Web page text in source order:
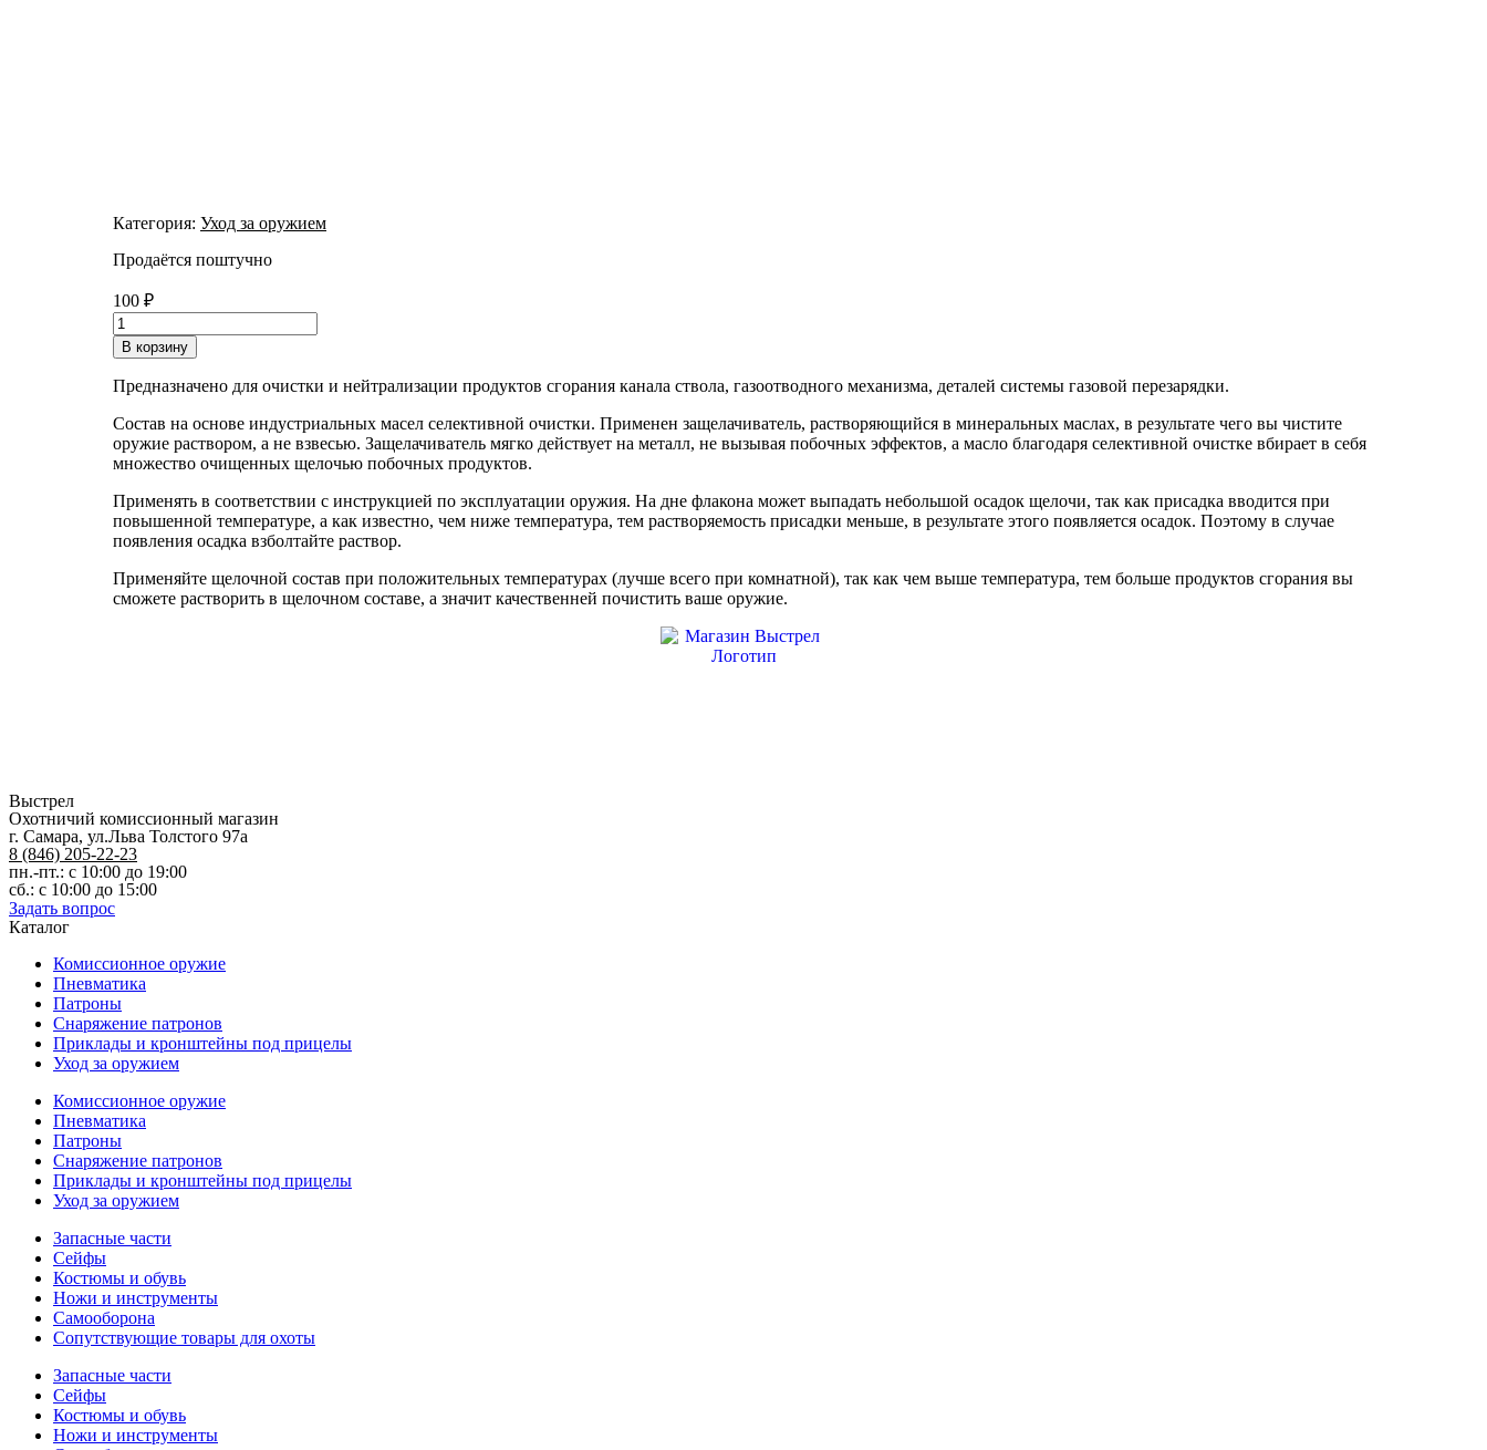
Категория: Уход за оружием
Продаётся поштучно
100 ₽
Количество
товара
Масло
Беркут
150
мл
щелочное
В корзину
Предназначено для очистки и нейтрализации продуктов сгорания канала ствола, газоотводного механизма, деталей системы газовой перезарядки.
Состав на основе индустриальных масел селективной очистки. Применен защелачиватель, растворяющийся в минеральных маслах, в результате чего вы чистите
оружие раствором, а не взвесью. Защелачиватель мягко действует на металл, не вызывая побочных эффектов, а масло благодаря селективной очистке вбирает в себя
множество очищенных щелочью побочных продуктов.
Применять в соответствии с инструкцией по эксплуатации оружия. На дне флакона может выпадать небольшой осадок щелочи, так как присадка вводится при
повышенной температуре, а как известно, чем ниже температура, тем растворяемость присадки меньше, в результате этого появляется осадок. Поэтому в случае
появления осадка взболтайте раствор.
Применяйте щелочной состав при положительных температурах (лучше всего при комнатной), так как чем выше температура, тем больше продуктов сгорания вы
сможете растворить в щелочном составе, а значит качественней почистить ваше оружие.
Выстрел
Охотничий комиссионный магазин
г. Самара, ул.Льва Толстого 97а
8 (846) 205-22-23
пн.-пт.: с 10:00 до 19:00
сб.: с 10:00 до 15:00
Задать вопрос
Каталог
Комиссионное оружие
Пневматика
Патроны
Снаряжение патронов
Приклады и кронштейны под прицелы
Уход за оружием
Комиссионное оружие
Пневматика
Патроны
Снаряжение патронов
Приклады и кронштейны под прицелы
Уход за оружием
Запасные части
Сейфы
Костюмы и обувь
Ножи и инструменты
Самооборона
Сопутствующие товары для охоты
Запасные части
Сейфы
Костюмы и обувь
Ножи и инструменты